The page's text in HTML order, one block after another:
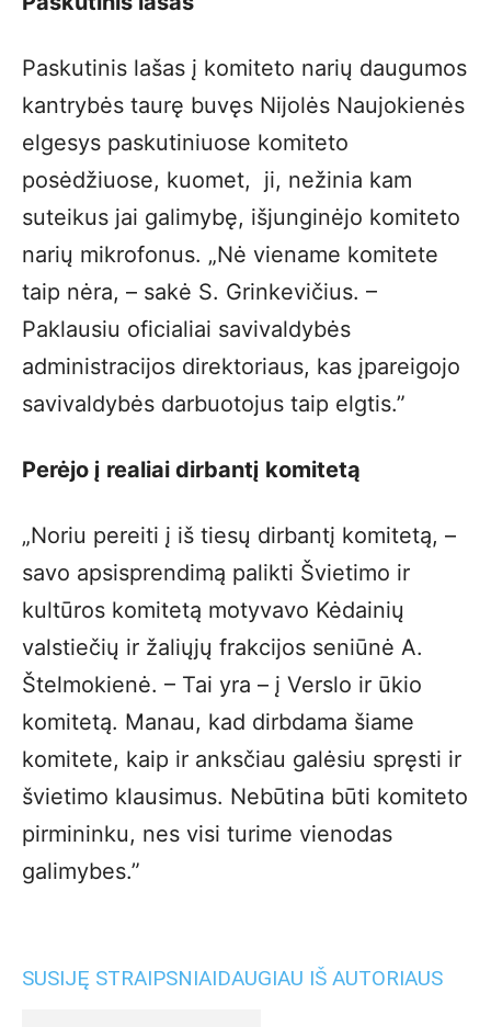
Paskutinis lašas į komiteto narių daugumos
kantrybės taurę buvęs Nijolės Naujokienės
elgesys paskutiniuose komiteto
posėdžiuose, kuomet, ji, nežinia kam
suteikus jai galimybę, išjunginėjo komiteto
narių mikrofonus. „Nė viename komitete
taip nėra, – sakė S. Grinkevičius. –
Paklausiu oficialiai savivaldybės
administracijos direktoriaus, kas įpareigojo
savivaldybės darbuotojus taip elgtis.”
Perėjo į realiai dirbantį komitetą
„Noriu pereiti į iš tiesų dirbantį komitetą, –
savo apsisprendimą palikti Švietimo ir
kultūros komitetą motyvavo Kėdainių
valstiečių ir žaliųjų frakcijos seniūnė A.
Štelmokienė. – Tai yra – į Verslo ir ūkio
komitetą. Manau, kad dirbdama šiame
komitete, kaip ir anksčiau galėsiu spręsti ir
švietimo klausimus. Nebūtina būti komiteto
pirmininku, nes visi turime vienodas
galimybes.”
SUSIJĘ STRAIPSNIAIDAUGIAU IŠ AUTORIAUS